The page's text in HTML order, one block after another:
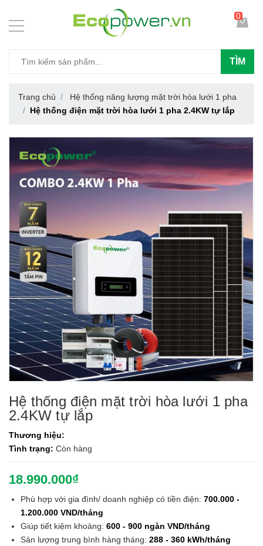
TÌM
0
Trang chủ
Hệ thống năng lượng mặt trời hòa lưới 1 pha
Hệ thống điện mặt trời hòa lưới 1 pha 2.4KW tự lắp
Hệ thống điện mặt trời hòa lưới 1 pha
2.4KW tự lắp
Thương hiệu:
Tình trạng: Còn hàng
18.990.000₫
Phù hợp với gia đình/ doanh nghiệp có tiền điện: 700.000 -
1.200.000 VND/tháng
Giúp tiết kiệm khoảng: 600 - 900 ngàn VND/tháng
Sản lượng trung bình hàng tháng: 288 - 360 kWh/tháng